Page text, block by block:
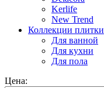
Kerlife
New Trend
Коллекции плитки
Для ванной
Для кухни
Для пола
Цена: